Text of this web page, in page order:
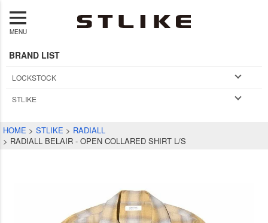
MENU
BRAND LIST
LOCKSTOCK
STLIKE
HOME STLIKE
RADIALL
RADIALL BELAIR - OPEN COLLARED SHIRT L/S